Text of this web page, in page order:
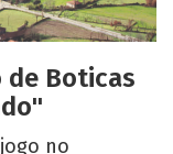
de Boticas
no